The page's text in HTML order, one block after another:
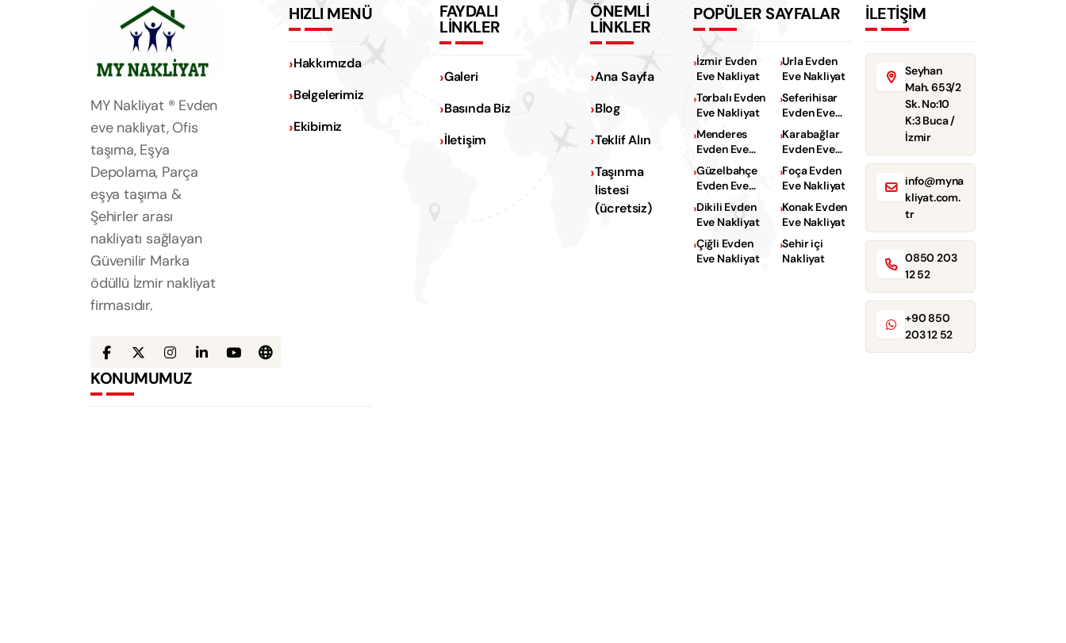
MY Nakliyat ® Evden
eve nakliyat, Ofis
taşıma, Eşya
Depolama, Parça
eşya taşıma &
Şehirler arası
nakliyatı sağlayan
Güvenilir Marka
ödüllü İzmir nakliyat
firmasıdır.
HIZLI MENÜ
Hakkımızda
Belgelerimiz
Ekibimiz
FAYDALI
LİNKLER
Galeri
Basında Biz
İletişim
ÖNEMLİ
LİNKLER
Ana Sayfa
Blog
Teklif Alın
Taşınma
listesi
(ücretsiz)
POPÜLER SAYFALAR
İzmir Evden
Eve Nakliyat
Urla Evden
Eve Nakliyat
Torbalı Evden
Eve Nakliyat
Seferihisar
Evden Eve
Nakliyat
Menderes
Evden Eve
Nakliyat
Karabağlar
Evden Eve
Nakliyat
Güzelbahçe
Evden Eve
Nakliyat
Foça Evden
Eve Nakliyat
Dikili Evden
Eve Nakliyat
Konak Evden
Eve Nakliyat
Çiğli Evden
Eve Nakliyat
Sehir içi
Nakliyat
İLETİŞİM
Seyhan
Mah. 653/2
Sk. No:10
K:3 Buca /
İzmir
info@myna
kliyat.com.
tr
0850 203
12 52
+90 850
203 12 52
KONUMUMUZ